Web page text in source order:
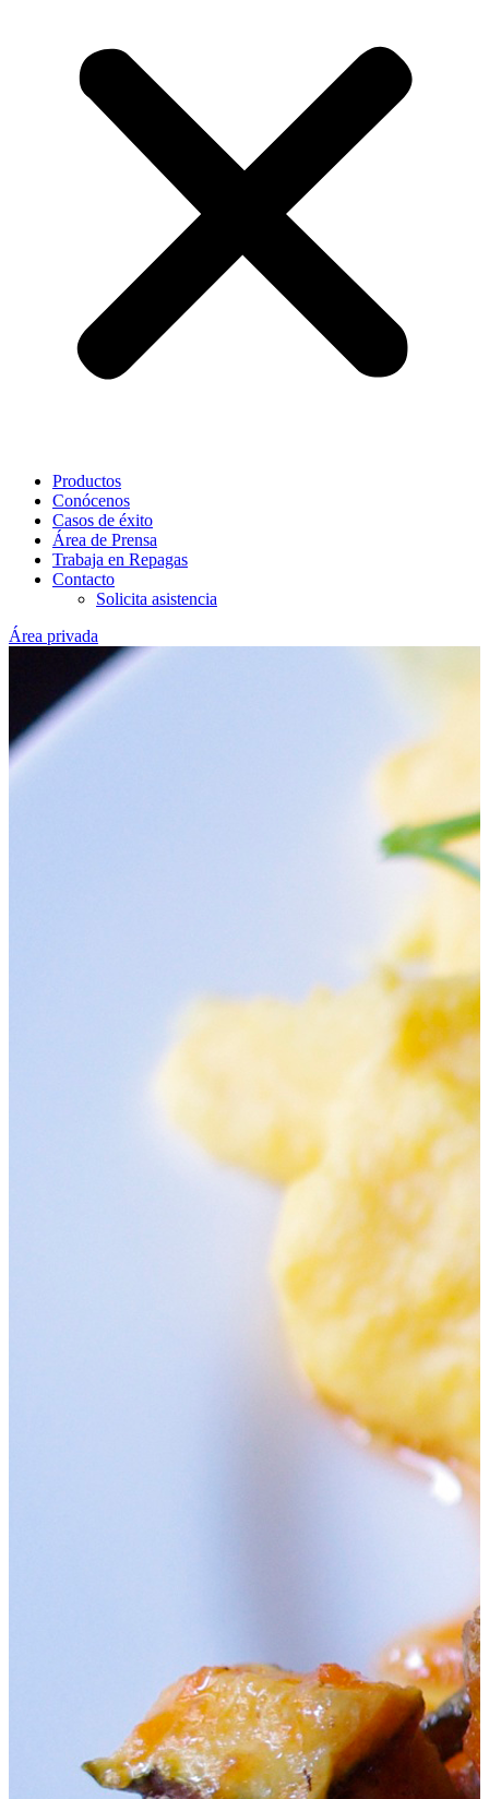
Productos
Conócenos
Casos de éxito
Área de Prensa
Trabaja en Repagas
Contacto
Solicita asistencia
Área privada